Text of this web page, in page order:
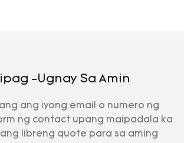
-ugnay Sa Amin
ang iyong email o numero ng
ng contact upang maipadala ka
libreng quote para sa aming